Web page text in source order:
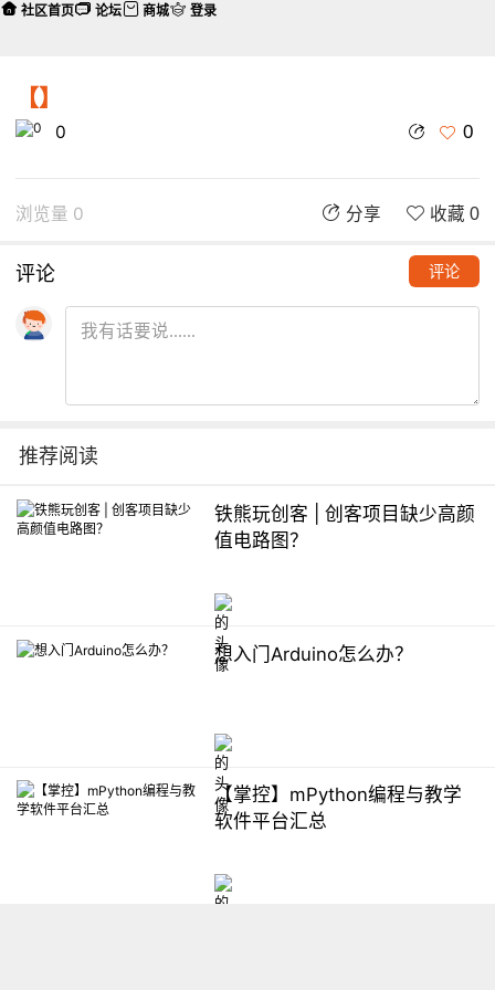
【】
0 0
浏览量 0 分享 收藏 0
评论 评论
推荐阅读
铁熊玩创客 | 创客项目缺少高颜
值电路图？
想入门Arduino怎么办？
【掌控】mPython编程与教学
软件平台汇总
社区首页 论坛 商城 登录